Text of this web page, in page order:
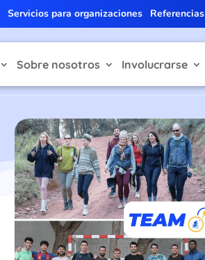
Servicios para organizaciones Referencias
Sobre nosotros Involucrarse